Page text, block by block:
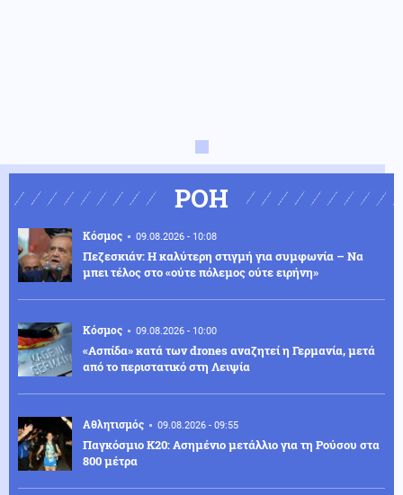
ΡΟΗ
Κόσμος 09.08.2026 - 10:08
Πεζεσκιάν: Η καλύτερη στιγμή για συμφωνία – Να
μπει τέλος στο «ούτε πόλεμος ούτε ειρήνη»
Κόσμος 09.08.2026 - 10:00
«Ασπίδα» κατά των drones αναζητεί η Γερμανία, μετά
από το περιστατικό στη Λειψία
Αθλητισμός 09.08.2026 - 09:55
Παγκόσμιο Κ20: Ασημένιο μετάλλιο για τη Ρούσου στα
800 μέτρα